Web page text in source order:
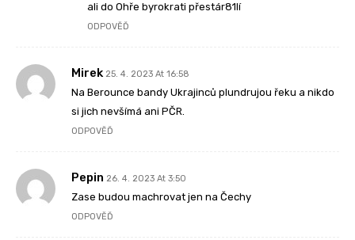
ali do Ohře byrokrati přestár81lí
ODPOVĚĎ
Mirek 25. 4. 2023 At 16:58
Na Berounce bandy Ukrajinců plundrujou řeku a nikdo
si jich nevšímá ani PČR.
ODPOVĚĎ
Pepin 26. 4. 2023 At 3:50
Zase budou machrovat jen na Čechy
ODPOVĚĎ